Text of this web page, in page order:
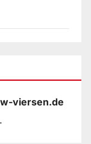
viersen.de
.